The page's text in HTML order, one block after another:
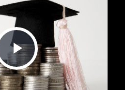
Video